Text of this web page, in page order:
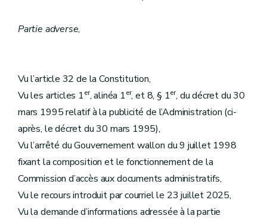
Partie adverse,
Vu l’article 32 de la Constitution,
Vu les articles 1er, alinéa 1er, et 8, § 1er, du décret du 30
mars 1995 relatif à la publicité de l’Administration (ci-
après, le décret du 30 mars 1995),
Vu l’arrêté du Gouvernement wallon du 9 juillet 1998
fixant la composition et le fonctionnement de la
Commission d’accès aux documents administratifs,
Vu le recours introduit par courriel le 23 juillet 2025,
Vu la demande d’informations adressée à la partie